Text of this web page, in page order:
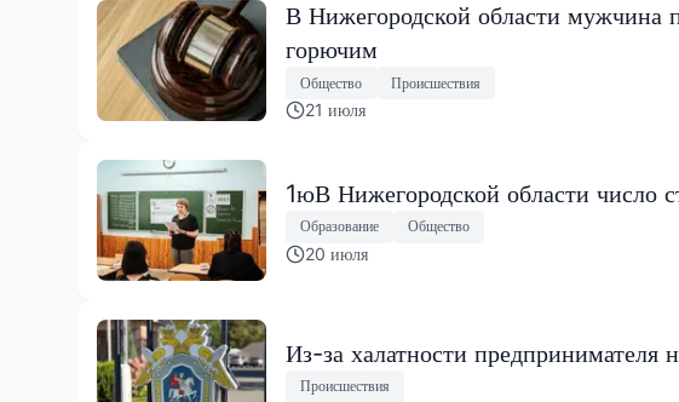
В Нижегородской области мужчина
горючим
Общество Происшествия
21 июля
1юВ Нижегородской области число
Образование Общество
20 июля
Из-за халатности предпринимателя
Происшествия